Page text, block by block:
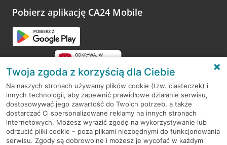
opinie.
Pobierz aplikację CA24 Mobile
RODO
Regulamin serwisu
Mapa serwisu
Twoja zgoda z korzyścią dla Ciebie
Na naszych stronach używamy plików cookie (tzw. ciasteczek) i
innych technologii, aby zapewnić prawidłowe działanie serwisu,
dostosowywać jego zawartość do Twoich potrzeb, a także
dostarczać Ci spersonalizowane reklamy na innych stronach
internetowych. Możesz wyrazić zgodę na wykorzystywanie lub
odrzucić pliki cookie – poza plikami niezbędnymi do funkcjonowania
serwisu. Zgody są dobrowolne i możesz je wycofać w każdym